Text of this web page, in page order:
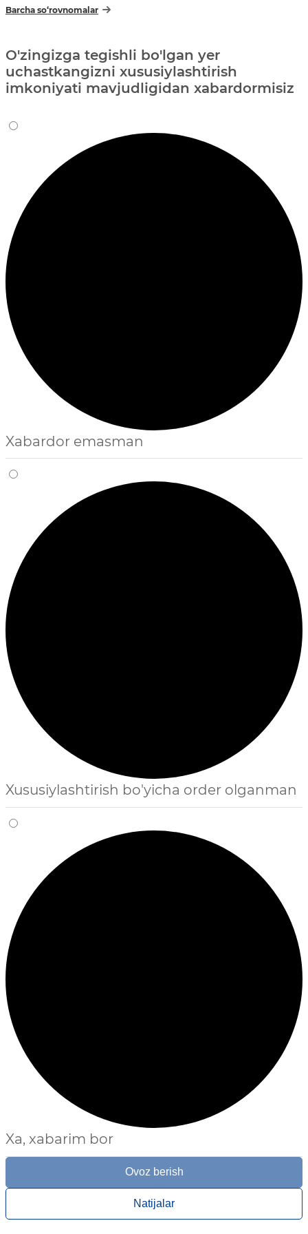
Barcha so‘rovnomalar
O'zingizga tegishli bo'lgan yer
uchastkangizni xususiylashtirish
imkoniyati mavjudligidan xabardormisiz
Xabardor emasman
Xususiylashtirish bo'yicha order olganman
Xa, xabarim bor
Ovoz berish
Natijalar